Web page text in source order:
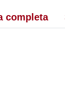
completa